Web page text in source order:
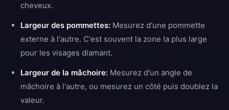
cheveux.
Largeur des pommettes: Mesurez d'une pommette
externe à l'autre. C'est souvent la zone la plus large
pour les visages diamant.
Largeur de la mâchoire: Mesurez d'un angle de
mâchoire à l'autre, ou mesurez un côté puis doublez la
valeur.